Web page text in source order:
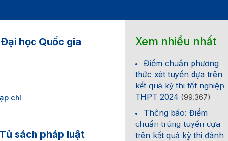
học Quốc gia
chí
sách pháp luật
Xem nhiều nhất
Điểm chuẩn phương
thức xét tuyển dựa trên
kết quả kỳ thi tốt nghiệp
THPT 2024 (99.367)
Thông báo: Điểm
chuẩn trúng tuyển dựa
trên kết quả kỳ thi đánh